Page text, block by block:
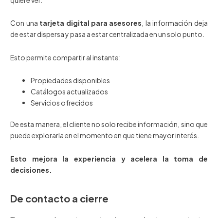
Con una tarjeta digital para asesores , la información deja
de estar dispersa y pasa a estar centralizada en un solo punto.
Esto permite compartir al instante:
Propiedades disponibles
Catálogos actualizados
Servicios ofrecidos
De esta manera, el cliente no solo recibe información, sino que
puede explorarla en el momento en que tiene mayor interés.
Esto mejora la experiencia y acelera la toma de
decisiones.
De contacto a cierre